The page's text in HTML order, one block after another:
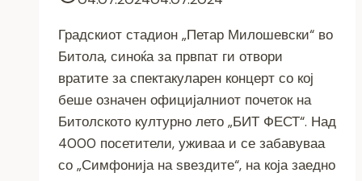
Градскиот стадион „Петар Милошевски“ во
Битола, синоќа за првпат ги отвори
вратите за спектакуларен концерт со кој
беше означен официјалниот почеток на
Битолското културно лето „БИТ ФЕСТ“. Над
4000 посетители, уживаа и се забавуваа
со „Симфонија на ѕвездите“, на која заедно